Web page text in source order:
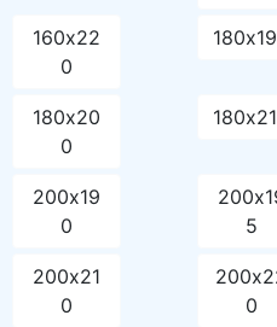
160х22
0
180х20
0
200х19
0
5
200х21
0
0